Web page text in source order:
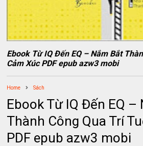
Ebook Từ IQ Đến EQ – Nắm Bắt
Cảm Xúc PDF epub azw3 mobi
Home Sách
Ebook Từ IQ Đến EQ –
Thành Công Qua Trí
PDF epub azw3 mobi